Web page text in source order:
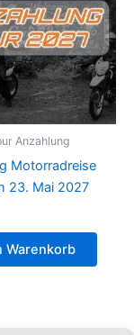
Anzahlung
Motorradreise
23. Mai 2027
Warenkorb